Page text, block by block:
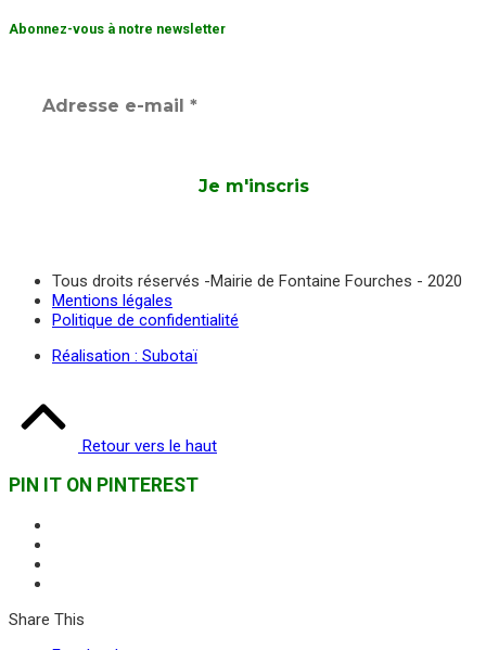
Abonnez-vous à notre newsletter
Tous droits réservés -Mairie de Fontaine Fourches - 2020
Mentions légales
Politique de confidentialité
Réalisation : Subotaï
Retour vers le haut
PIN IT ON PINTEREST
Share This